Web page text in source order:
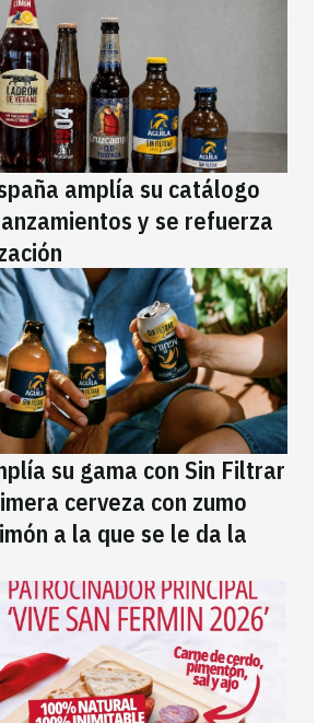
amplía su catálogo
y se refuerza
su gama con Sin Filtrar
cerveza con zumo
a la que se le da la